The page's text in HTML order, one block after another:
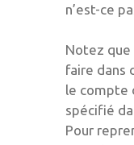
n’est-ce
Notez que
faire dans
le compte
spécifié
Pour